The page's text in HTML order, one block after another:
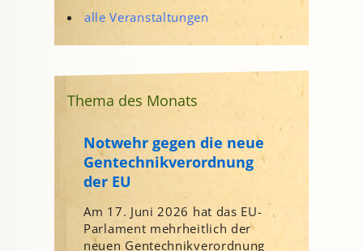
alle Veranstaltungen
Thema des Monats
Notwehr gegen die neue
Gentechnikverordnung
der EU
Am 17. Juni 2026 hat das EU-
Parlament mehrheitlich der
neuen Gentechnikverordnung